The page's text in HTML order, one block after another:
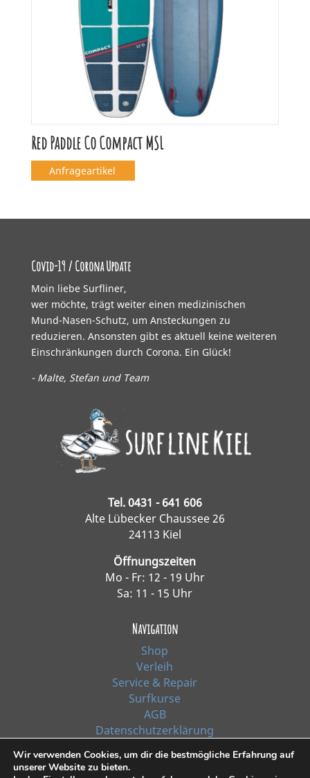
Red Paddle Co Compact MSL
Anfrageartikel
Covid-19 / Corona Update
Moin liebe Surfliner,
wer möchte, trägt weiter einen medizinischen
Mund-Nasen-Schutz, um Ansteckungen zu
reduzieren. Ansonsten gibt es aktuell keine weiteren
Einschränkungen durch Corona. Ein Glück!
- Malte, Stefan und Team
Tel. 0431 - 641 606
Alte Lübecker Chaussee 26
24113 Kiel
Öffnungszeiten
Mo - Fr: 12 - 19 Uhr
Sa: 11 - 15 Uhr
Navigation
Shop
Verleih
Service & Repair
Surfkurse
AGB
Datenschutzerklärung
Wir verwenden Cookies, um dir die bestmögliche Erfahrung auf
unserer Website zu bieten.